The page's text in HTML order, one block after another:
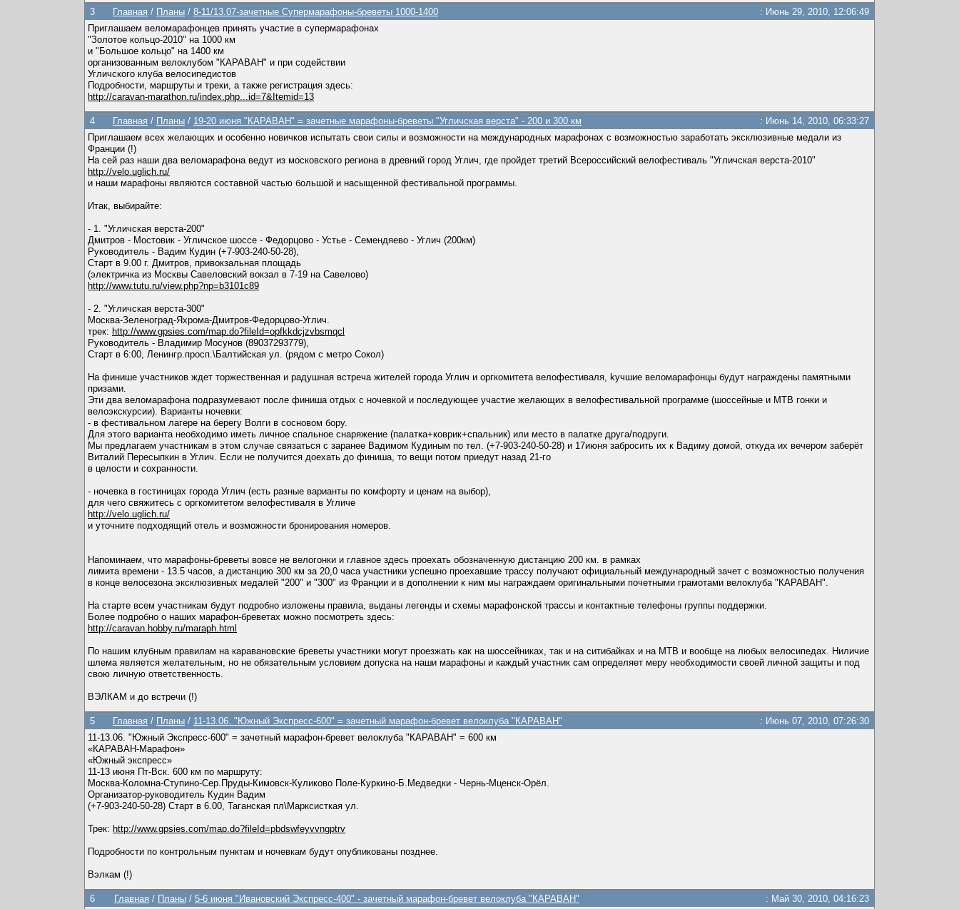
3 Главная / Планы / 8-11/13.07-зачетные Супермарафоны-бреветы 1000-1400
: Июнь 29, 2010, 12:06:49
Приглашаем веломарафонцев принять участие в супермарафонах
"Золотое кольцо-2010" на 1000 км
и "Большое кольцо" на 1400 км
организованным велоклубом "КАРАВАН" и при содействии
Угличского клуба велосипедистов
Подробности, маршруты и треки, а также регистрация здесь:
http://caravan-marathon.ru/index.php...id=7&Itemid=13
4 Главная / Планы / 19-20 июня "КАРАВАН" = зачетные марафоны-бреветы "Угличская верста" - 200 и 300 км
: Июнь 14, 2010, 06:33:27
Приглашаем всех желающих и особенно новичков испытать свои силы и возможности на международных марафонах с возможностью заработать эксклюзивные медали из
Франции (!)
На сей раз наши два веломарафона ведут из московского региона в древний город Углич, где пройдет третий Всероссийский велофестиваль "Угличская верста-2010"
http://velo.uglich.ru/
и наши марафоны являются составной частью большой и насыщенной фестивальной программы.
Итак, выбирайте:
- 1. "Угличская верста-200"
Дмитров - Мостовик - Угличское шоссе - Федорцово - Устье - Семендяево - Углич (200км)
Руководитель - Вадим Кудин (+7-903-240-50-28),
Старт в 9.00 г. Дмитров, привокзальная площадь
(электричка из Москвы Савеловский вокзал в 7-19 на Савелово)
http://www.tutu.ru/view.php?np=b3101c89
- 2. "Угличская верста-300"
Москва-Зеленоград-Яхрома-Дмитров-Федорцово-Углич.
трек: http://www.gpsies.com/map.do?fileId=opfkkdcjzvbsmqcl
Руководитель - Владимир Мосунов (89037293779),
Старт в 6:00, Ленингр.просп.\Балтийская ул. (рядом с метро Сокол)
На финише участников ждет торжественная и радушная встреча жителей города Углич и оргкомитета велофестиваля, kучшие веломарафонцы будут награждены памятными
призами.
Эти два веломарафона подразумевают после финиша отдых с ночевкой и последующее участие желающих в велофестивальной программе (шоссейные и MTB гонки и
велоэкскурсии). Варианты ночевки:
- в фестивальном лагере на берегу Волги в сосновом бору.
Для этого варианта необходимо иметь личное спальное снаряжение (палатка+коврик+спальник) или место в палатке друга/подруги.
Мы предлагаем участникам в этом случае связаться с заранее Вадимом Кудиным по тел. (+7-903-240-50-28) и 17июня забросить их к Вадиму домой, откуда их вечером заберёт
Виталий Пересыпкин в Углич. Если не получится доехать до финиша, то вещи потом приедут назад 21-го
в целости и сохранности.
- ночевка в гостиницах города Углич (есть разные варианты по комфорту и ценам на выбор),
для чего свяжитесь с оргкомитетом велофестиваля в Угличе
http://velo.uglich.ru/
и уточните подходящий отель и возможности бронирования номеров.
Напоминаем, что марафоны-бреветы вовсе не велогонки и главное здесь проехать обозначенную дистанцию 200 км. в рамках
лимита времени - 13.5 часов, а дистанцию 300 км за 20,0 часа участники успешно проехавшие трассу получают официальный международный зачет с возможностью получения
в конце велосезона эксклюзивных медалей "200" и "300" из Франции и в дополнении к ним мы награждаем оригинальными почетными грамотами велоклуба "КАРАВАН".
На старте всем участникам будут подробно изложены правила, выданы легенды и схемы марафонской трассы и контактные телефоны группы поддержки.
Более подробно о наших марафон-бреветах можно посмотреть здесь:
http://caravan.hobby.ru/maraph.html
По нашим клубным правилам на каравановские бреветы участники могут проезжать как на шоссейниках, так и на cитибайках и на MTB и вообще на любых велосипедах. Ниличие
шлема является желательным, но не обязательным условием допуска на наши марафоны и каждый участник сам определяет меру необходимости своей личной защиты и под
свою личную ответственность.
ВЭЛКАМ и до встречи (!)
5 Главная / Планы / 11-13.06. "Южный Экспресс-600" = зачетный марафон-бревет велоклуба "КАРАВАН"
: Июнь 07, 2010, 07:26:30
11-13.06. "Южный Экспресс-600" = зачетный марафон-бревет велоклуба "КАРАВАН" = 600 км
«КАРАВАН-Марафон»
«Южный экспресс»
11-13 июня Пт-Вск. 600 км по маршруту:
Москва-Коломна-Ступино-Сер.Пруды-Кимовск-Куликово Поле-Куркино-Б.Медведки - Чернь-Мценск-Орёл.
Организатор-руководитель Кудин Вадим
(+7-903-240-50-28) Старт в 6.00, Таганская пл\Марксисткая ул.
Трек: http://www.gpsies.com/map.do?fileId=pbdswfeyvvngptrv
Подробности по контрольным пунктам и ночевкам будут опубликованы позднее.
Вэлкам (!)
6 Главная / Планы / 5-6 июня "Ивановский Экспресс-400" - зачетный марафон-бревет велоклуба "КАРАВАН"
: Май 30, 2010, 04:16:23